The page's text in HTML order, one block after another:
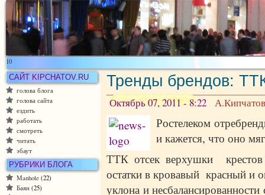
10
Тренды брендов:
Октябрь 07, 2011 - 8:22
Ростелеком
и кажется, что оно
ТТК отсек верхушки крестов
остатки в кровавый красный и
уклона и
САЙТ KIPCHATOV.RU
голова блога
голова сайта
ездить
работать
смотреть
читать
эбаут
РУБРИКИ БЛОГА
Manhole (22)
Баян (25)